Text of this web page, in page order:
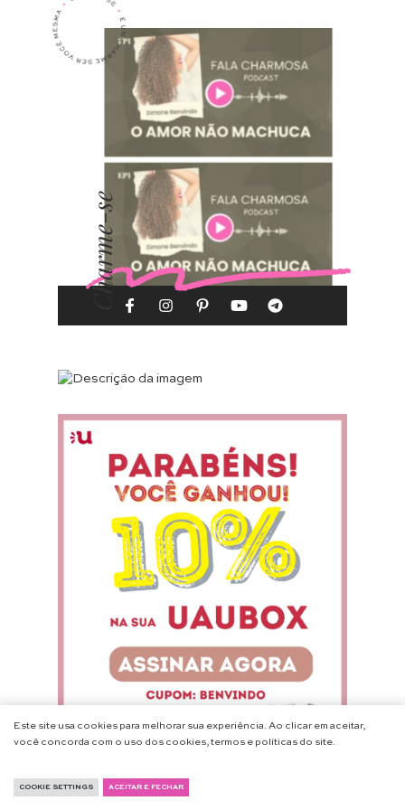
Charme-se
Este site usa cookies para melhorar sua experiência. Ao clicar em aceitar,
você concorda com o uso dos cookies, termos e políticas do site.
COOKIE SETTINGS ACEITAR E FECHAR